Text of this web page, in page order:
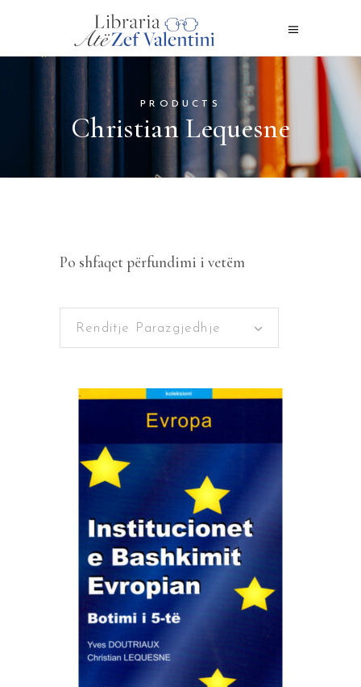
PRODUCTS
Christian Lequesne
Po shfaqet përfundimi i vetëm
Renditje Parazgjedhje
SHTOJE NË SHPORTË